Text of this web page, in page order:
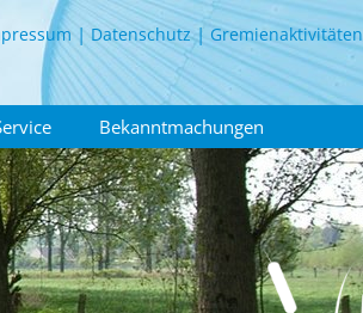
Datenschutz Gremienaktivitäten
Bekanntmachungen